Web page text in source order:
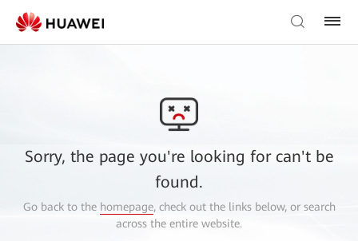
Sorry, the page you're looking for can't be
found.
Go back to the homepage, check out the links below, or search
across the entire website.